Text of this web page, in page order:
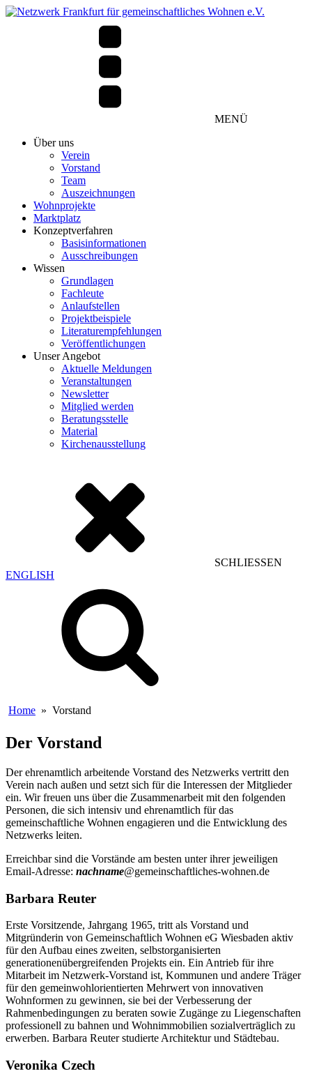
MENÜ
Über uns
Verein
Vorstand
Team
Auszeichnungen
Wohnprojekte
Marktplatz
Konzeptverfahren
Basisinformationen
Ausschreibungen
Wissen
Grundlagen
Fachleute
Anlaufstellen
Projektbeispiele
Literaturempfehlungen
Veröffentlichungen
Unser Angebot
Aktuelle Meldungen
Veranstaltungen
Newsletter
Mitglied werden
Beratungsstelle
Material
Kirchenausstellung
SCHLIESSEN
ENGLISH
Home » Vorstand
Der Vorstand
Der ehrenamtlich arbeitende Vorstand des Netzwerks vertritt den
Verein nach außen und setzt sich für die Interessen der Mitglieder
ein. Wir freuen uns über die Zusammenarbeit mit den folgenden
Personen, die sich intensiv und ehrenamtlich für das
gemeinschaftliche Wohnen engagieren und die Entwicklung des
Netzwerks leiten.
Erreichbar sind die Vorstände am besten unter ihrer jeweiligen
Email-Adresse: nachname@gemeinschaftliches-wohnen.de
Barbara Reuter
Erste Vorsitzende, Jahrgang 1965, tritt als Vorstand und
Mitgründerin von Gemeinschaftlich Wohnen eG Wiesbaden aktiv
für den Aufbau eines zweiten, selbstorganisierten
generationenübergreifenden Projekts ein. Ein Antrieb für ihre
Mitarbeit im Netzwerk-Vorstand ist, Kommunen und andere Träger
für den gemeinwohlorientierten Mehrwert von innovativen
Wohnformen zu gewinnen, sie bei der Verbesserung der
Rahmenbedingungen zu beraten sowie Zugänge zu Liegenschaften
professionell zu bahnen und Wohnimmobilien sozialverträglich zu
erwerben. Barbara Reuter studierte Architektur und Städtebau.
Veronika Czech